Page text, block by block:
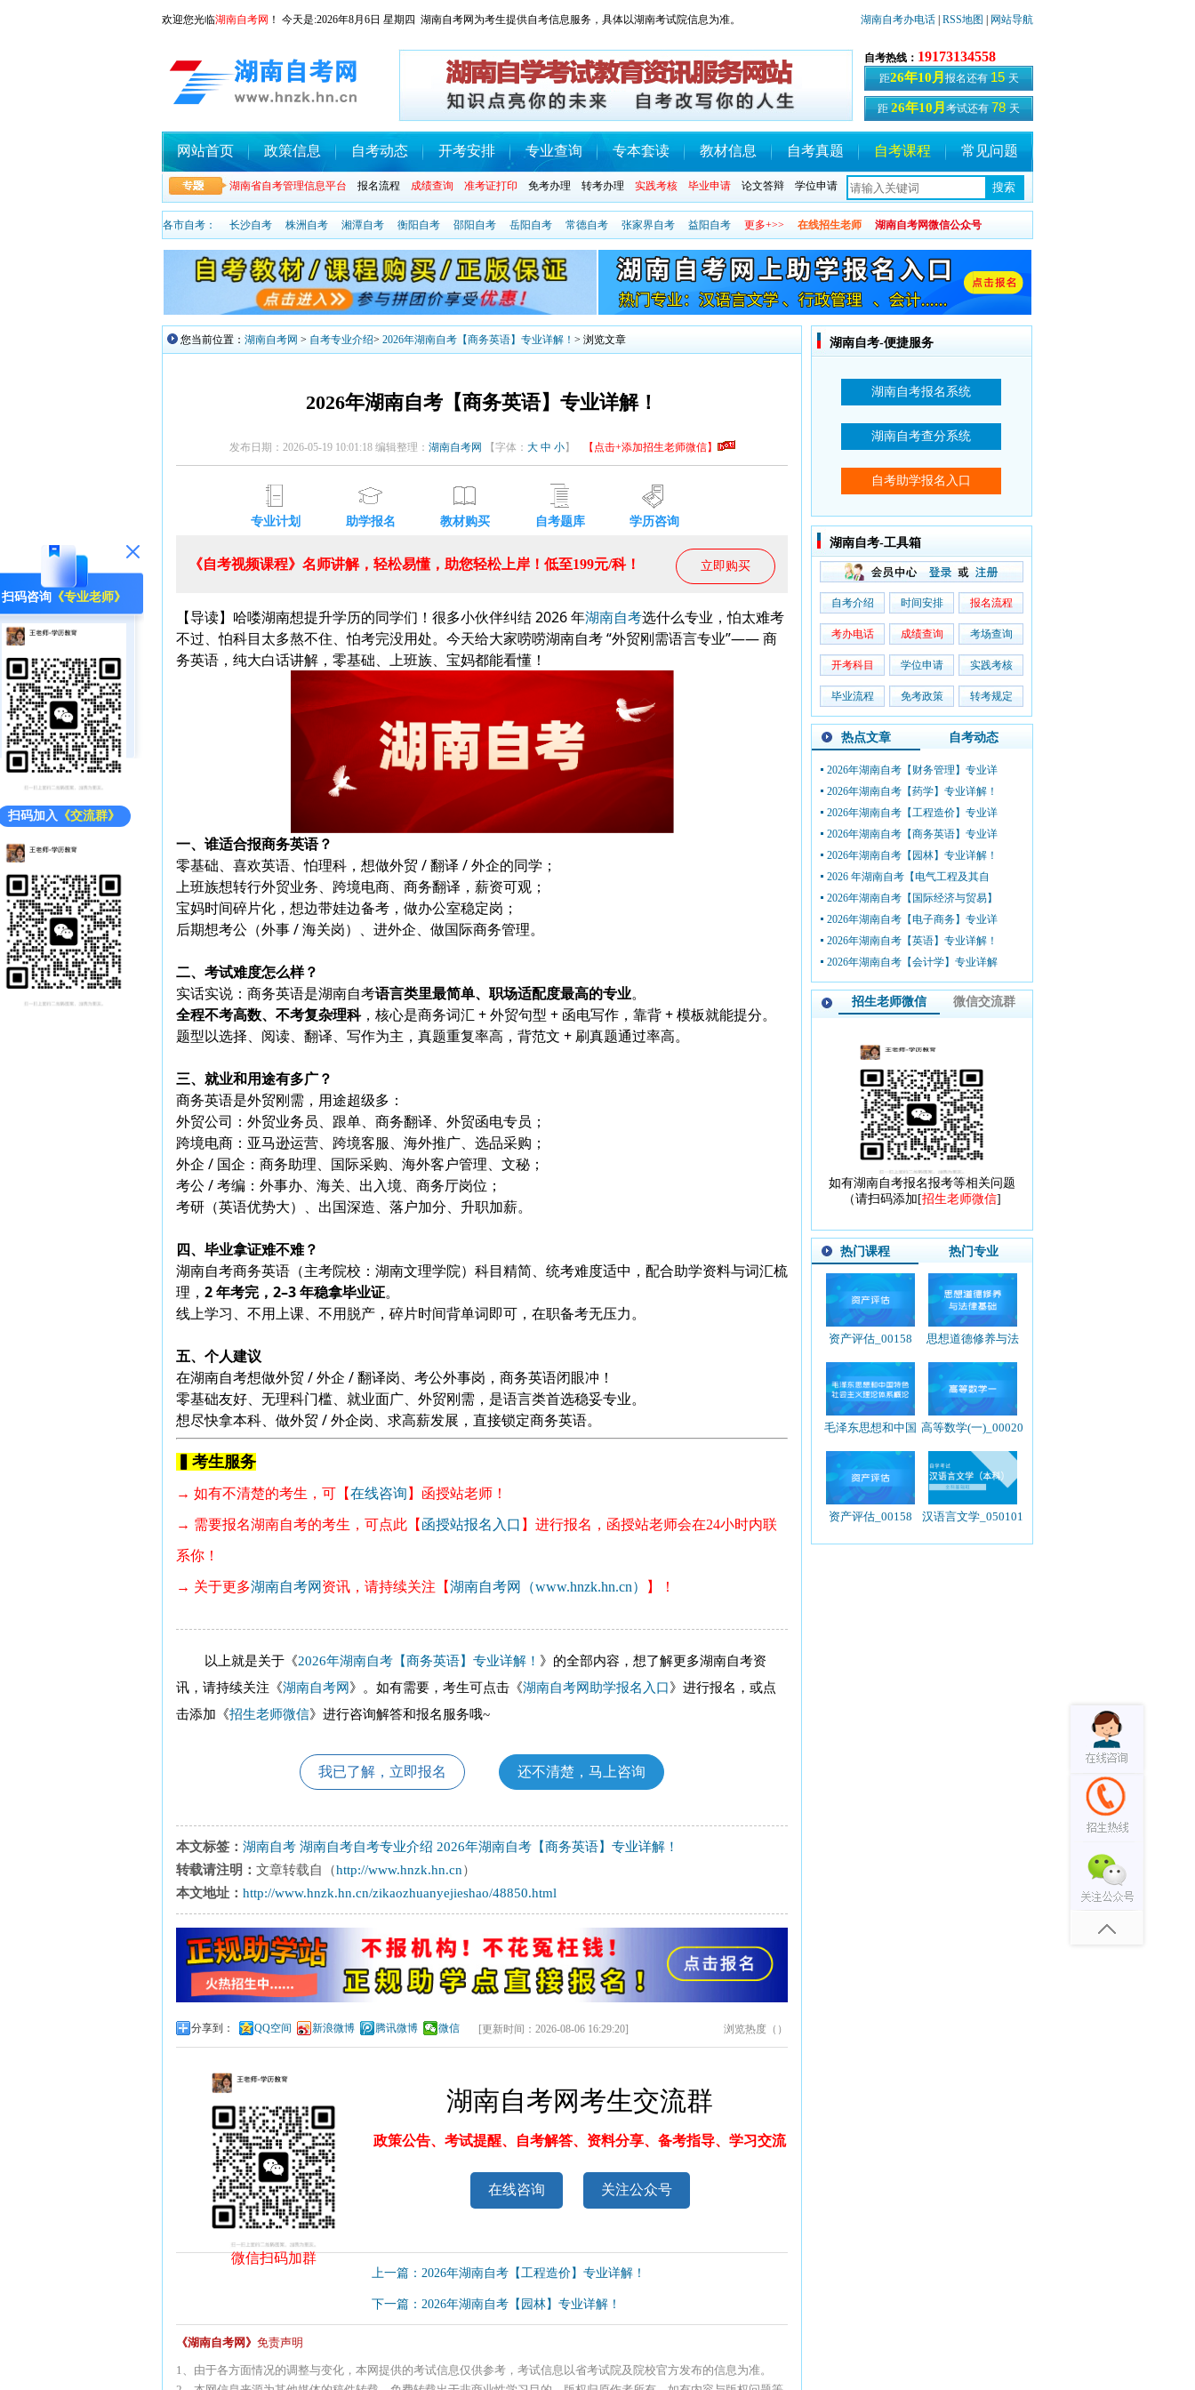
扫码咨询 《专业老师》
扫码加入 《交流群》
欢迎您光临湖南自考网 ！ 今天是:2026年8月6日 星期四 湖南自考网为考生提供自考信息服务，具体以湖南考试院信息为准。 湖南自考办电话 RSS地图 网站导航
自考热线： 19173134558
距26年10月 报名还有 15 天
距 26年10月 考试还有 78 天
网站首页 政策信息 自考动态 开考安排 专业查询 专本套读 教材信息 自考真题 自考课程 常见问题
湖南省自考管理信息平台 报名流程 成绩查询 准考证打印 免考办理 转考办理 实践考核 毕业申请 论文答辩 学位申请
各市自考： 长沙自考 株洲自考 湘潭自考 衡阳自考 邵阳自考 岳阳自考 常德自考 张家界自考 益阳自考 更多+>> 在线招生老师 湖南自考网微信公众号
您当前位置： 湖南自考网 > 自考专业介绍> 2026年湖南自考【商务英语】专业详解！ > 浏览文章
2026年湖南自考【商务英语】专业详解！
发布日期：2026-05-19 10:01:18 编辑整理： 湖南自考网 【字体： 大 中 小】 【点击+添加招生老师微信】
专业计划 助学报名 教材购买 自考题库 学历咨询
立即购买
《自考视频课程》名师讲解，轻松易懂，助您轻松上岸！低至199元/科！
【导读】哈喽湖南想提升学历的同学们！很多小伙伴纠结 2026 年湖南自考选什么专业，怕太难考
不过、怕科目太多熬不住、怕考完没用处。今天给大家唠唠湖南自考 “外贸刚需语言专业”—— 商
务英语，纯大白话讲解，零基础、上班族、宝妈都能看懂！
一、谁适合报商务英语？
零基础、喜欢英语、怕理科，想做外贸 / 翻译 / 外企的同学；
上班族想转行外贸业务、跨境电商、商务翻译，薪资可观；
宝妈时间碎片化，想边带娃边备考，做办公室稳定岗；
后期想考公（外事 / 海关岗）、进外企、做国际商务管理。
二、考试难度怎么样？
实话实说：商务英语是湖南自考语言类里最简单、职场适配度最高的专业。
全程不考高数、不考复杂理科，核心是商务词汇 + 外贸句型 + 函电写作，靠背 + 模板就能提分。
题型以选择、阅读、翻译、写作为主，真题重复率高，背范文 + 刷真题通过率高。
三、就业和用途有多广？
商务英语是外贸刚需，用途超级多：
外贸公司：外贸业务员、跟单、商务翻译、外贸函电专员；
跨境电商：亚马逊运营、跨境客服、海外推广、选品采购；
外企 / 国企：商务助理、国际采购、海外客户管理、文秘；
考公 / 考编：外事办、海关、出入境、商务厅岗位；
考研（英语优势大）、出国深造、落户加分、升职加薪。
四、毕业拿证难不难？
湖南自考商务英语（主考院校：湖南文理学院）科目精简、统考难度适中，配合助学资料与词汇梳
理， 2 年考完，2–3 年稳拿毕业证。
线上学习、不用上课、不用脱产，碎片时间背单词即可，在职备考无压力。
五、个人建议
在湖南自考想做外贸 / 外企 / 翻译岗、考公外事岗，商务英语闭眼冲！
零基础友好、无理科门槛、就业面广、外贸刚需，是语言类首选稳妥专业。
想尽快拿本科、做外贸 / 外企岗、求高薪发展，直接锁定商务英语。
▍考生服务
→ 如有不清楚的考生，可【在线咨询 】 函授站老师！
→ 需要报名湖南自考的考生，可点此【 函授站报名入口 】进行报名，函授站老师会在24小时内联
系你！
→ 关于更多湖南自考网 资讯，请持续关注【湖南自考网（www.hnzk.hn.cn） 】！
以上就是关于《2026年湖南自考【商务英语】专业详解！ 》的全部内容，想了解更多湖南自考资
讯，请持续关注《湖南自考网 》。如有需要，考生可点击《湖南自考网助学报名入口》进行报名，或点
击添加《招生老师微信》进行咨询解答和报名服务哦~
我已了解，立即报名 还不清楚，马上咨询
本文标签： 湖南自考 湖南自考自考专业介绍 2026年湖南自考【商务英语】专业详解！
转载请注明： 文章转载自（http://www.hnzk.hn.cn）
本文地址： http://www.hnzk.hn.cn/zikaozhuanyejieshao/48850.html
分享到： QQ空间 新浪微博 腾讯微博 微信 [更新时间： 2026-08-06 16:29:20] 浏览热度（ ）
微信扫码加群
湖南自考网考生交流群
政策公告、考试提醒、自考解答、资料分享、备考指导、学习交流
在线咨询 关注公众号
上一篇：2026年湖南自考【工程造价】专业详解！
下一篇：2026年湖南自考【园林】专业详解！
《湖南自考网》 免责声明
1、由于各方面情况的调整与变化，本网提供的考试信息仅供参考，考试信息以省考试院及院校官方发布的信息为准。
湖南自考-便捷服务
湖南自考-工具箱
自考介绍 时间安排 报名流程
考办电话 成绩查询 考场查询
开考科目 学位申请 实践考核
毕业流程 免考政策 转考规定
热点文章 自考动态
2026年湖南自考【财务管理】专业详
2026年湖南自考【药学】专业详解！
2026年湖南自考【工程造价】专业详
2026年湖南自考【商务英语】专业详
2026年湖南自考【园林】专业详解！
2026 年湖南自考【电气工程及其自
2026年湖南自考【国际经济与贸易】
2026年湖南自考【电子商务】专业详
2026年湖南自考【英语】专业详解！
2026年湖南自考【会计学】专业详解
招生老师微信 微信交流群
如有湖南自考报名报考等相关问题
（请扫码添加[招生老师微信]
热门课程 热门专业
资产评估_00158
思想道德修养与法
毛泽东思想和中国
体系概论_12656
高等数学(一)_00020
资产评估_00158 汉语言文学_050101